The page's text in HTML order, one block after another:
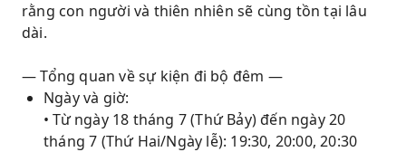
rằng con người và thiên nhiên sẽ cùng tồn tại lâu
dài.
— Tổng quan về sự kiện đi bộ đêm —
Ngày và giờ:
• Từ ngày 18 tháng 7 (Thứ Bảy) đến ngày 20
tháng 7 (Thứ Hai/Ngày lễ): 19:30, 20:00, 20:30